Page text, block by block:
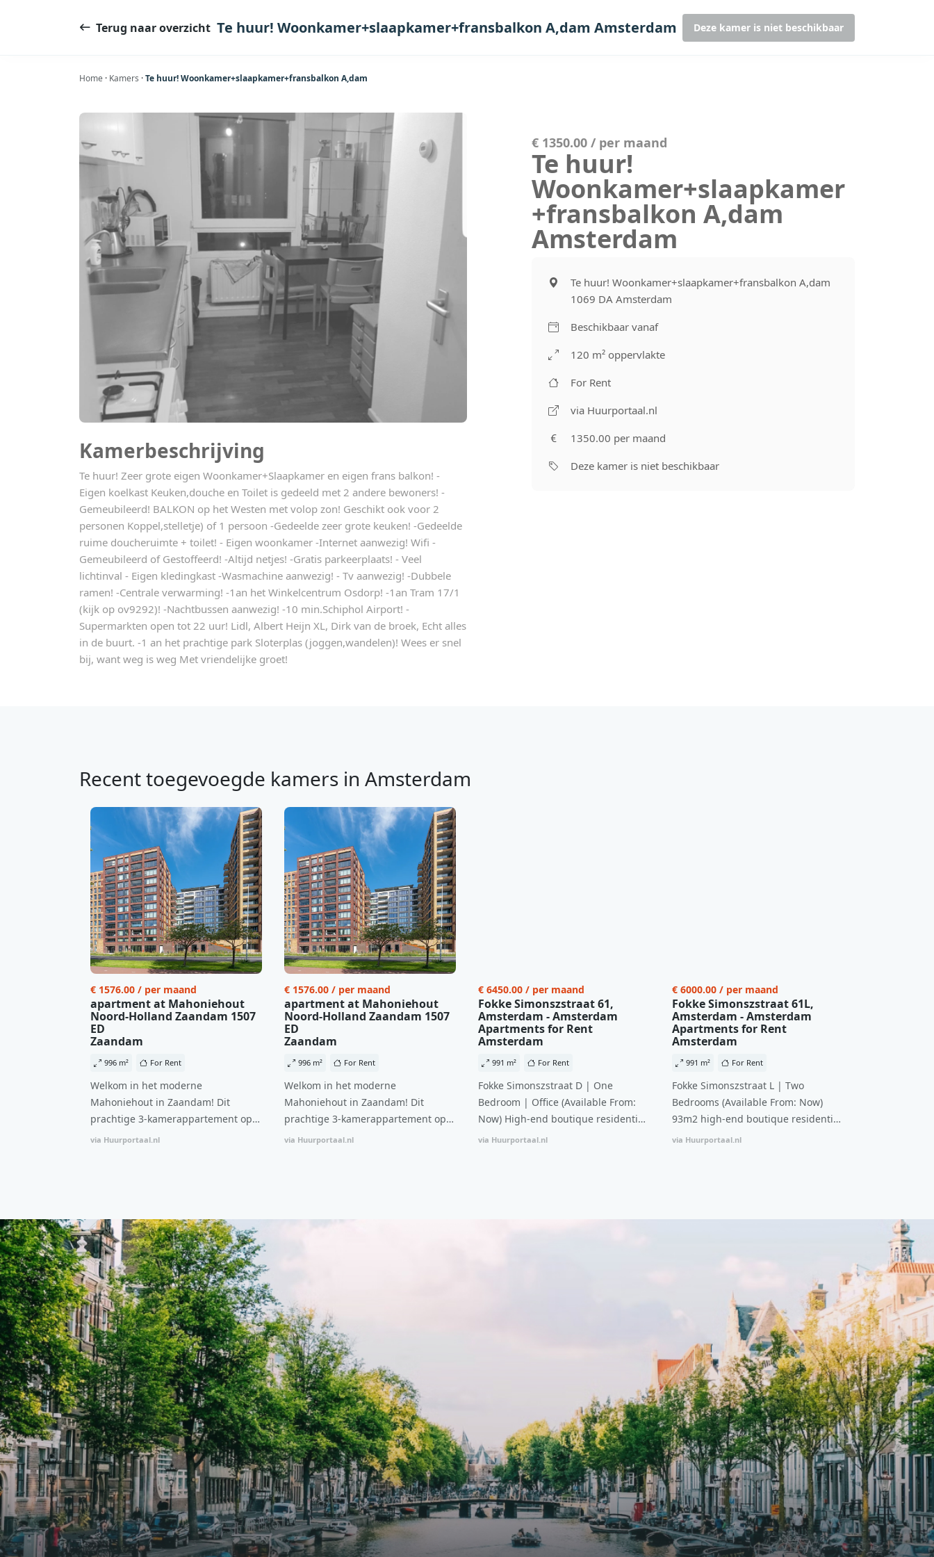
Terug naar overzicht Te huur! Woonkamer+slaapkamer+fransbalkon A,dam Amsterdam Deze kamer is niet beschikbaar
Home · Kamers ·Te huur! Woonkamer+slaapkamer+fransbalkon A,dam
Kamerbeschrijving
Te huur! Zeer grote eigen Woonkamer+Slaapkamer en eigen frans balkon! -
Eigen koelkast Keuken,douche en Toilet is gedeeld met 2 andere bewoners! -
Gemeubileerd! BALKON op het Westen met volop zon! Geschikt ook voor 2
personen Koppel,stelletje) of 1 persoon -Gedeelde zeer grote keuken! -Gedeelde
ruime doucheruimte + toilet! - Eigen woonkamer -Internet aanwezig! Wifi -
Gemeubileerd of Gestoffeerd! -Altijd netjes! -Gratis parkeerplaats! - Veel
lichtinval - Eigen kledingkast -Wasmachine aanwezig! - Tv aanwezig! -Dubbele
ramen! -Centrale verwarming! -1an het Winkelcentrum Osdorp! -1an Tram 17/1
(kijk op ov9292)! -Nachtbussen aanwezig! -10 min.Schiphol Airport! -
Supermarkten open tot 22 uur! Lidl, Albert Heijn XL, Dirk van de broek, Echt alles
in de buurt. -1 an het prachtige park Sloterplas (joggen,wandelen)! Wees er snel
bij, want weg is weg Met vriendelijke groet!
€ 1350.00 / per maand
Te huur!
Woonkamer+slaapkamer
+fransbalkon A,dam
Amsterdam
Te huur! Woonkamer+slaapkamer+fransbalkon A,dam
1069 DA Amsterdam
Beschikbaar vanaf
120 m² oppervlakte
For Rent
via Huurportaal.nl
1350.00 per maand
Deze kamer is niet beschikbaar
Recent toegevoegde kamers in Amsterdam
€ 1576.00 / per maand
apartment at Mahoniehout
Noord-Holland Zaandam 1507
ED
Zaandam
996 m² For Rent
Welkom in het moderne
Mahoniehout in Zaandam! Dit
prachtige 3-kamerappartement op
de 6e verdieping biedt een ideale
van €107,50 per maand is dit een
geweldige kans voor professionals
die op zoek zijn naar een woning die
direct beschikbaar is vanaf 1 april
2026. Bij binnenkomst word je
verwelkomd in een ruime
woonkamer met open keuken,
samen goed voor 44 m² aan
leefruimte. De lichte woonkamer
biedt genoeg ruimte voor een
gezellige zithoek én een stijlvolle
eethoek. De keuken is van alle
gemakken voorzien, perfect voor het
bereiden van heerlijke maaltijden.
Vanuit de woonkamer stap je zo het
balkon op, waar je kunt genieten
van een prachtig uitzicht en een
moment van rust. De woning
beschikt over twee comfortabele
slaapkamers van respectievelijk 12,1
m² en 8 m². Beide kamers bieden tal
via Huurportaal.nl
€ 1576.00 / per maand
apartment at Mahoniehout
Noord-Holland Zaandam 1507
ED
Zaandam
996 m² For Rent
Welkom in het moderne
Mahoniehout in Zaandam! Dit
prachtige 3-kamerappartement op
de 6e verdieping biedt een ideale
van €107,50 per maand is dit een
woonkamer met open keuken,
samen goed voor 44 m² aan
leefruimte. De lichte woonkamer
biedt genoeg ruimte voor een
gezellige zithoek én een stijlvolle
eethoek. De keuken is van alle
gemakken voorzien, perfect voor het
bereiden van heerlijke maaltijden.
Vanuit de woonkamer stap je zo het
balkon op, waar je kunt genieten
van een prachtig uitzicht en een
moment van rust. De woning
beschikt over twee comfortabele
slaapkamers van respectievelijk 12,1
m² en 8 m². Beide kamers bieden tal
via Huurportaal.nl
€ 6450.00 / per maand
Fokke Simonszstraat 61,
Amsterdam - Amsterdam
Apartments for Rent
Amsterdam
991 m² For Rent
Fokke Simonszstraat D | One
Bedroom | Office (Available From:
Now) High-end boutique residential
complex in De Pijp feautring an
storage and secure bicycle parking
with an elegant lobby with an
elevator and green communal
spaces.The building incorporates
solar panels to generate energy
supply. The windows have solar
control glazing, and the apartments
have climate control driven by a
thermal energy storage system.
Underfloor heating and cooling
via Huurportaal.nl
€ 6000.00 / per maand
Fokke Simonszstraat 61L,
Amsterdam - Amsterdam
Apartments for Rent
Amsterdam
991 m² For Rent
Fokke Simonszstraat L | Two
Bedrooms (Available From: Now)
93m2 high-end boutique residential
complex in De Pijp feautring an
93m2, ready-to-live, contemporary
spaces.The building incorporates
solar panels to generate energy
supply. The windows have solar
control glazing, and the apartments
have climate control driven by a
thermal energy storage system.
Underfloor heating and cooling
contribute to a healthy indoor
environment. The atriums' seasonal
green walls provide natural summer
cooling, improved air quality and
acoustics, and are specially
designed to attract native birds and
butterflies.The bright residence
features an efficient and functional
open floor plan, a unique custom
via Huurportaal.nl